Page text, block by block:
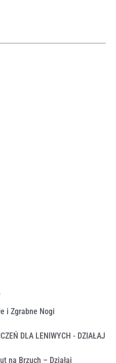
i Zgrabne Nogi
DLA LENIWYCH ​- DZIAŁAJ
na Brzuch – Działaj